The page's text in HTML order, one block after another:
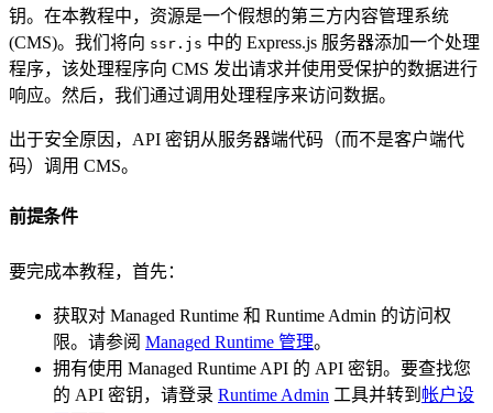
钥。在本教程中，资源是一个假想的第三方内容管理系统
(CMS)。我们将向 ssr.js 中的 Express.js 服务器添加一个处理
程序，该处理程序向 CMS 发出请求并使用受保护的数据进行
响应。然后，我们通过调用处理程序来访问数据。
出于安全原因，API 密钥从服务器端代码（而不是客户端代
码）调用 CMS。
前提条件
要完成本教程，首先：
获取对 Managed Runtime 和 Runtime Admin 的访问权
限。请参阅 Managed Runtime 管理。
拥有使用 Managed Runtime API 的 API 密钥。要查找您
的 API 密钥，请登录 Runtime Admin 工具并转到 帐户设